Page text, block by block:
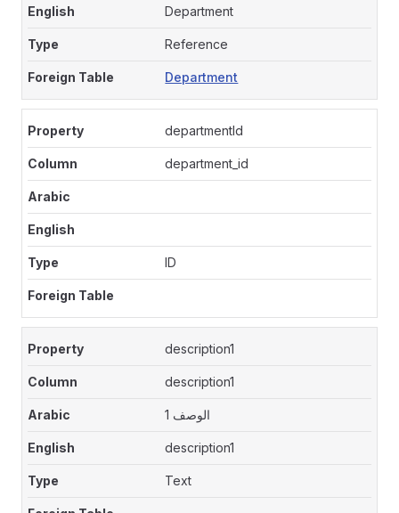
Department
Reference
Department
departmentId
department_id
ID
description1
description1
الوصف 1
description1
Text